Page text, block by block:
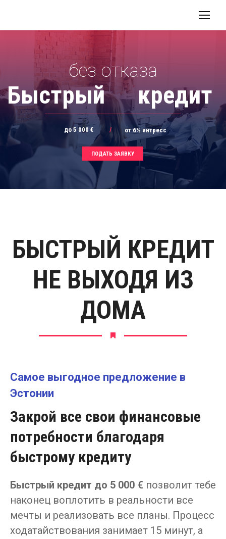
без отказа
Быстрый
до 5 000 € от 6% интресс
кредит
ПОДАТЬ ЗАЯВКУ
/
БЫСТРЫЙ КРЕДИТ
НЕ ВЫХОДЯ ИЗ
ДОМА
Самое выгодное предложение в
Эстонии
Закрой все свои финансовые
потребности благодаря
быстрому кредиту
Быстрый кредит до 5 000 € позволит тебе
наконец воплотить в реальности все
мечты и реализовать все планы. Процесс
ходатайствования занимает 15 минут, а